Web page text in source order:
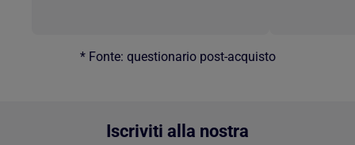
* Fonte: questionario post-acquisto
Iscriviti alla nostra